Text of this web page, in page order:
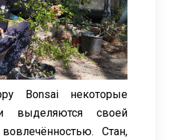
Bonsai некоторые
выделяются своей
Стан,